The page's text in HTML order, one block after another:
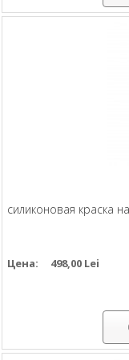
cиликоновая краска
Цена: 498,00 Lei